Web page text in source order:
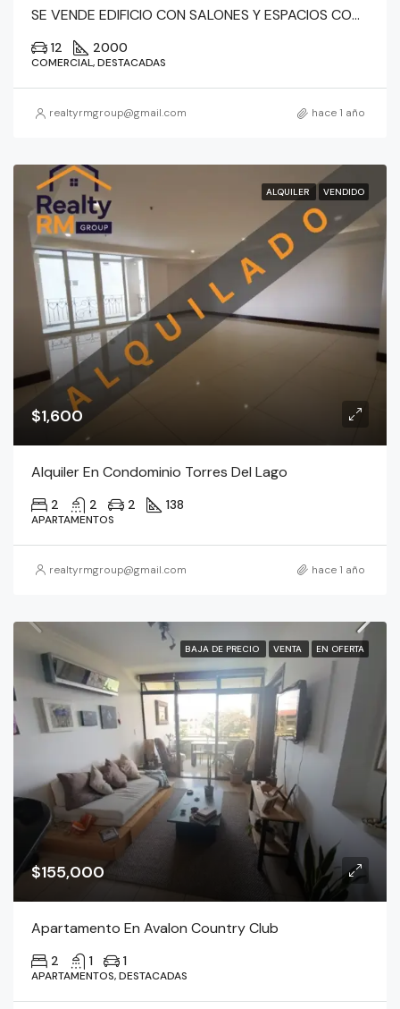
SE VENDE EDIFICIO CON SALONES Y ESPACIOS COMUNES
12 2000
COMERCIAL, DESTACADAS
realtyrmgroup@gmail.com hace 1 año
ALQUILER VENDIDO
$1,600
Alquiler En Condominio Torres Del Lago
2 2 2 138
APARTAMENTOS
realtyrmgroup@gmail.com hace 1 año
BAJA DE PRECIO VENTA EN OFERTA
$155,000
Apartamento En Avalon Country Club
2 1 1
APARTAMENTOS, DESTACADAS